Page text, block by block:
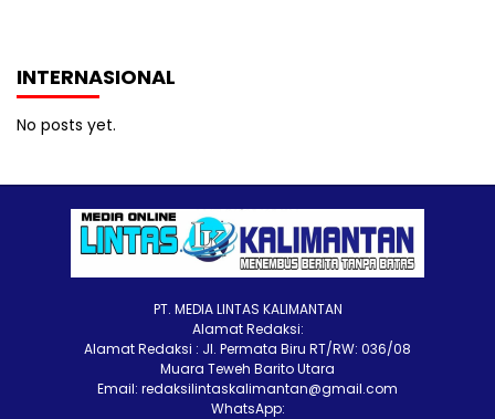
INTERNASIONAL
No posts yet.
PT. MEDIA LINTAS KALIMANTAN
Alamat Redaksi:
Alamat Redaksi : Jl. Permata Biru RT/RW: 036/08
Muara Teweh Barito Utara
Email: redaksilintaskalimantan@gmail.com
WhatsApp: